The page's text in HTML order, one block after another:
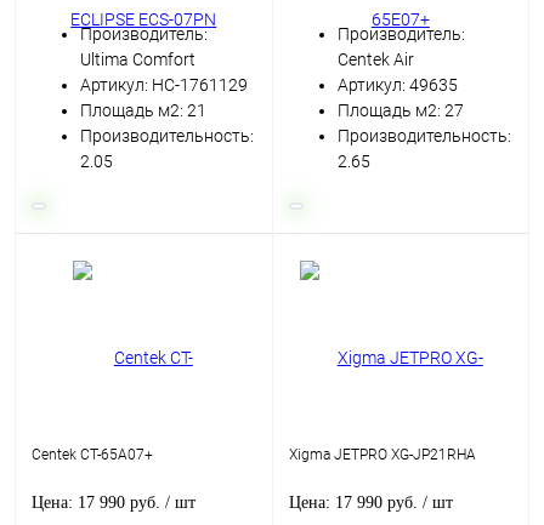
Производитель:
Ultima Comfort
Артикул: НС-1761129
Площадь м2: 21
Производительность:
2.05
Производитель:
Centek Air
Артикул: 49635
Площадь м2: 27
Производительность:
2.65
Centek CT-65A07+
Цена: 17 990 руб. / шт
Xigma JETPRO XG-JP21RHA
Цена: 17 990 руб. / шт